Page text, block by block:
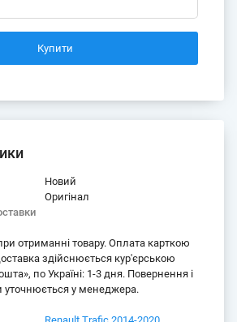
Новий
Оригінал
отриманні товару. Оплата карткою
здійснюється кур'єрською
по Україні: 1-3 дня. Повернення і
уточнюється у менеджера.